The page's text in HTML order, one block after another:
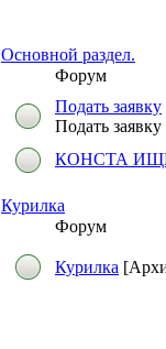
Основной раздел.
Форум
Подать заявку
Подать заявку
КОНСТА
Курилка
Форум
Курилка